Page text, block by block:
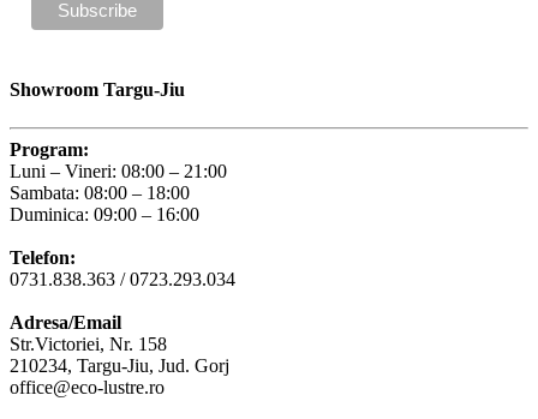
Showroom Targu-Jiu
Program:
Luni – Vineri: 08:00 – 21:00
Sambata: 08:00 – 18:00
Duminica: 09:00 – 16:00
Telefon:
0731.838.363 / 0723.293.034
Adresa/Email
Str.Victoriei, Nr. 158
210234, Targu-Jiu, Jud. Gorj
office@eco-lustre.ro